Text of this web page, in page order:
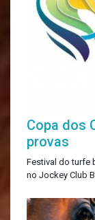
Copa dos
provas
Festival do turfe
no Jockey Club